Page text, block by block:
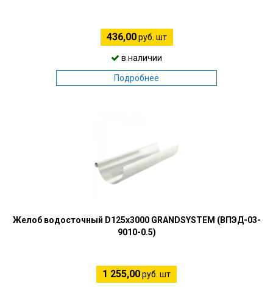
436,00руб. шт
в наличии
Подробнее
Желоб водосточный D125х3000 GRANDSYSTEM (ВПЭД-03-
9010-0.5)
1 255,00руб. шт